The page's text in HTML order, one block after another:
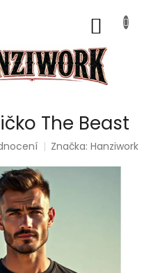
The Beast
Značka:Hanziwork